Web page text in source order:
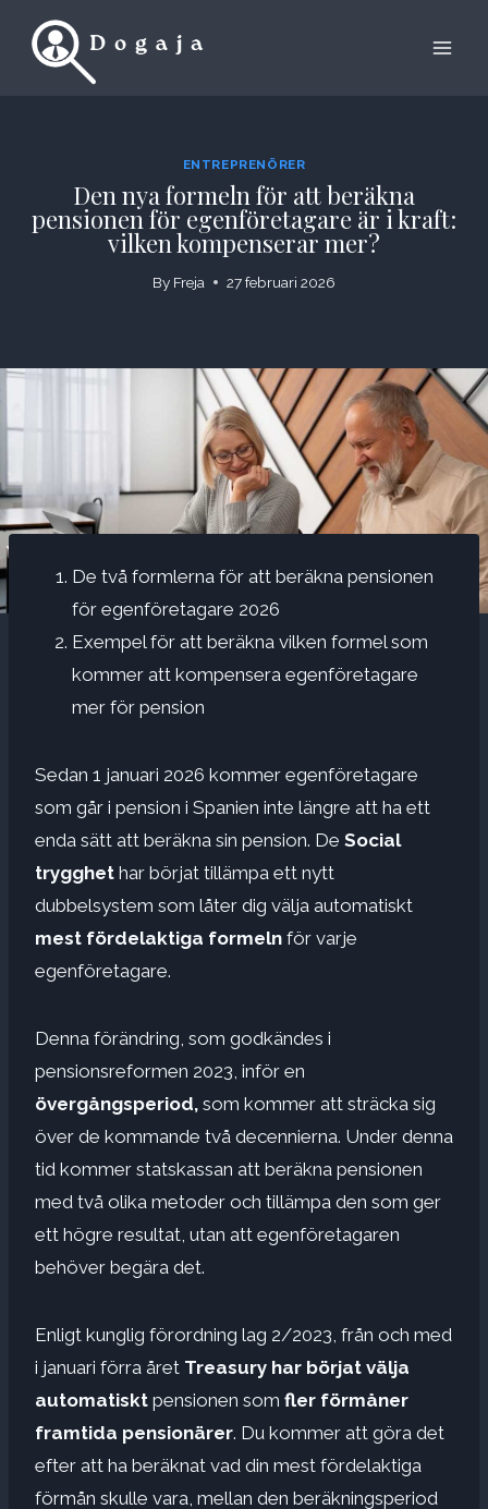
ENTREPRENÖRER
Den nya formeln för att beräkna
pensionen för egenföretagare är i kraft:
vilken kompenserar mer?
By Freja 27 februari 2026
De två formlerna för att beräkna pensionen
för egenföretagare 2026
Exempel för att beräkna vilken formel som
kommer att kompensera egenföretagare
mer för pension
Sedan 1 januari 2026 kommer egenföretagare
som går i pension i Spanien inte längre att ha ett
enda sätt att beräkna sin pension. De Social
trygghet har börjat tillämpa ett nytt
dubbelsystem som låter dig välja automatiskt
mest fördelaktiga formeln för varje
egenföretagare.
Denna förändring, som godkändes i
pensionsreformen 2023, inför en
övergångsperiod, som kommer att sträcka sig
över de kommande två decennierna. Under denna
tid kommer statskassan att beräkna pensionen
med två olika metoder och tillämpa den som ger
ett högre resultat, utan att egenföretagaren
behöver begära det.
Enligt kunglig förordning lag 2/2023, från och med
i januari förra året Treasury har börjat välja
automatiskt pensionen som fler förmåner
framtida pensionärer. Du kommer att göra det
efter att ha beräknat vad din mest fördelaktiga
förmån skulle vara, mellan den beräkningsperiod